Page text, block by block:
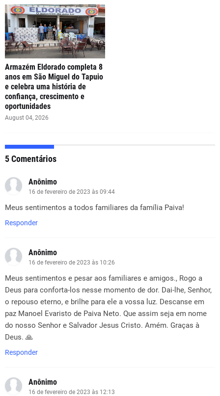
Armazém Eldorado completa 8
anos em São Miguel do Tapuio
e celebra uma história de
confiança, crescimento e
oportunidades
August 04, 2026
5 Comentários
Anônimo
16 de fevereiro de 2023 às 09:44
Meus sentimentos a todos familiares da família Paiva!
Responder
Anônimo
16 de fevereiro de 2023 às 10:26
Meus sentimentos e pesar aos familiares e amigos., Rogo a
Deus para conforta-los nesse momento de dor. Dai-lhe, Senhor,
o repouso eterno, e brilhe para ele a vossa luz. Descanse em
paz Manoel Evaristo de Paiva Neto. Que assim seja em nome
do nosso Senhor e Salvador Jesus Cristo. Amém. Graças à
Deus. 🙏
Responder
Anônimo
16 de fevereiro de 2023 às 12:13